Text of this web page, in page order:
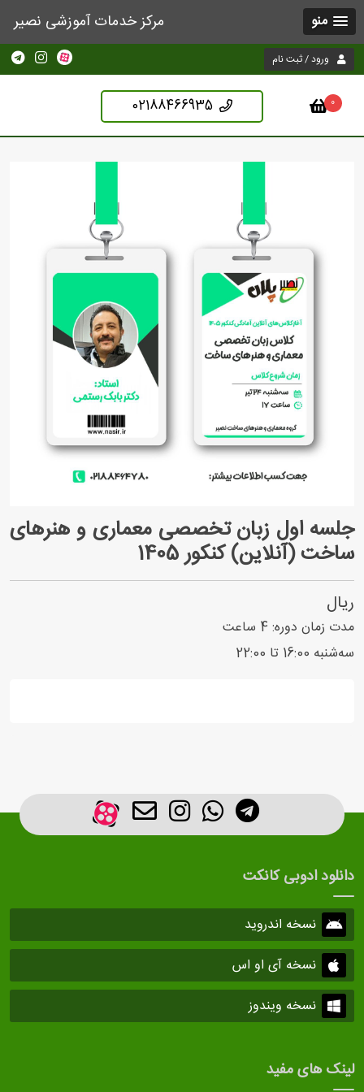
مرکز خدمات آموزشی نصیر منو
ورود / ثبت نام
0
02188466935
جلسه اول زبان تخصصی معماری و هنرهای
ساخت (آنلاین) کنکور 1405
ریال
مدت زمان دوره: 4 ساعت
سه‌شنبه 16:00 تا 22:00
دانلود ادوبی کانکت
نسخه اندروید
نسخه آی او اس
نسخه ویندوز
لینک های مفید